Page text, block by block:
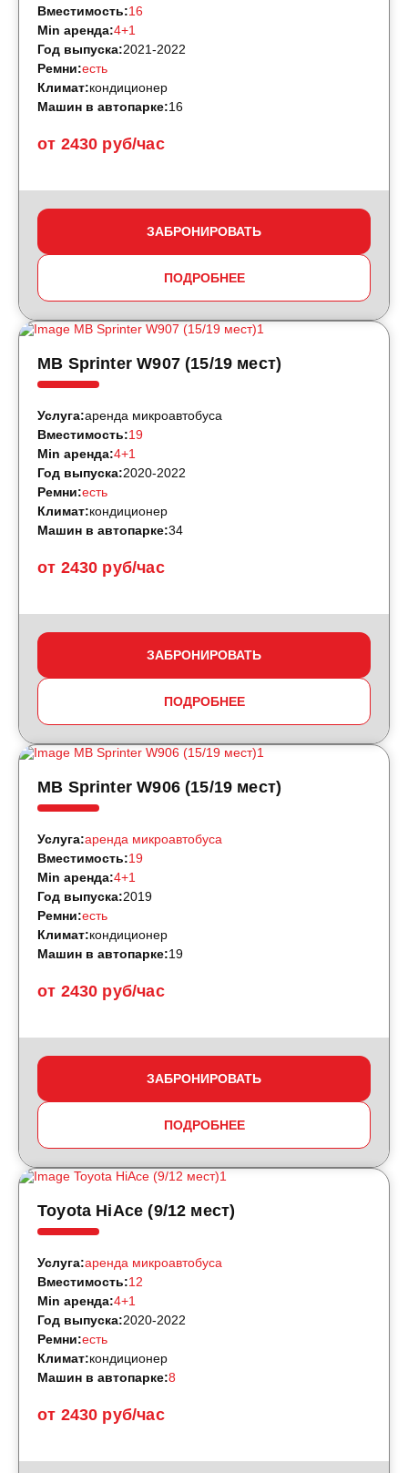
от 2430 руб/час
Вместимость:16
Min аренда:4+1
Год выпуска:2021-2022
Ремни:есть
Климат:кондиционер
Машин в автопарке:16
ЗАБРОНИРОВАТЬ
ПОДРОБНЕЕ
MB Sprinter W907 (15/19 мест)
от 2430 руб/час
Услуга:аренда микроавтобуса
Вместимость:19
Min аренда:4+1
Год выпуска:2020-2022
Ремни:есть
Климат:кондиционер
Машин в автопарке:34
ЗАБРОНИРОВАТЬ
ПОДРОБНЕЕ
MB Sprinter W906 (15/19 мест)
от 2430 руб/час
Услуга:аренда микроавтобуса
Вместимость:19
Min аренда:4+1
Год выпуска:2019
Ремни:есть
Климат:кондиционер
Машин в автопарке:19
ЗАБРОНИРОВАТЬ
ПОДРОБНЕЕ
Toyota HiAce (9/12 мест)
от 2430 руб/час
Услуга:аренда микроавтобуса
Вместимость:12
Min аренда:4+1
Год выпуска:2020-2022
Ремни:есть
Климат:кондиционер
Машин в автопарке:8